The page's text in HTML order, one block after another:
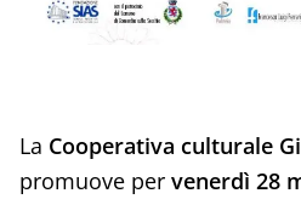
La Cooperativa culturale
promuove per venerdì 28